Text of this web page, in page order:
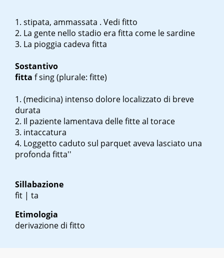
stipata, ammassata . Vedi fitto
La gente nello stadio era fitta come le sardine
La pioggia cadeva fitta
Sostantivo
fitta f sing(plurale: fitte)
(medicina) intenso dolore localizzato di breve
durata
Il paziente lamentava delle fitte al torace
intaccatura
Loggetto caduto sul parquet aveva lasciato una
profonda fitta''
Sillabazione
fìt | ta
Etimologia
derivazione di fitto